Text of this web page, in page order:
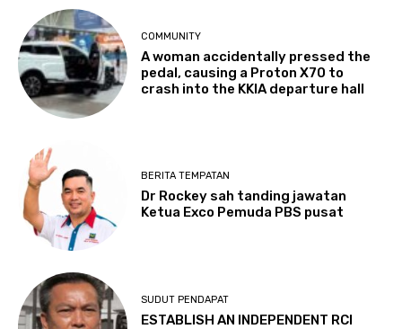
COMMUNITY
A woman accidentally pressed the
pedal, causing a Proton X70 to
crash into the KKIA departure hall
BERITA TEMPATAN
Dr Rockey sah tanding jawatan
Ketua Exco Pemuda PBS pusat
SUDUT PENDAPAT
ESTABLISH AN INDEPENDENT RCI